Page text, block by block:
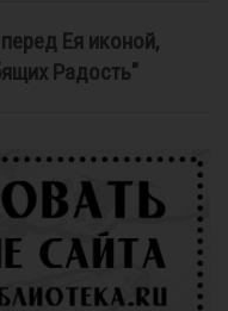
Ея иконой,
Радость"